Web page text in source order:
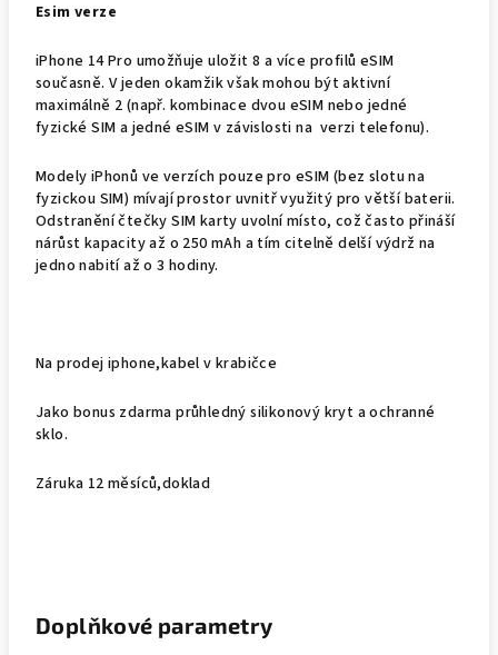
Esim verze
iPhone 14 Pro umožňuje uložit 8 a více profilů eSIM
současně. V jeden okamžik však mohou býtaktivní
maximálně 2 (např. kombinace dvou eSIM nebo jedné
fyzické SIM a jedné eSIM v závislosti na verzi telefonu).
Modely iPhonů ve verzích pouze pro eSIM (bez slotu na
fyzickou SIM) mívají prostor uvnitř využitý pro větší baterii.
Odstranění čtečky SIM karty uvolní místo, což často přináší
nárůst kapacity až o 250 mAh a tím citelně delší výdrž na
jedno nabití až o 3 hodiny.
Na prodej iphone,kabel v krabičce
Jako bonus zdarma průhledný silikonový kryt a ochranné
sklo.
Záruka 12 měsíců,doklad
Doplňkové parametry